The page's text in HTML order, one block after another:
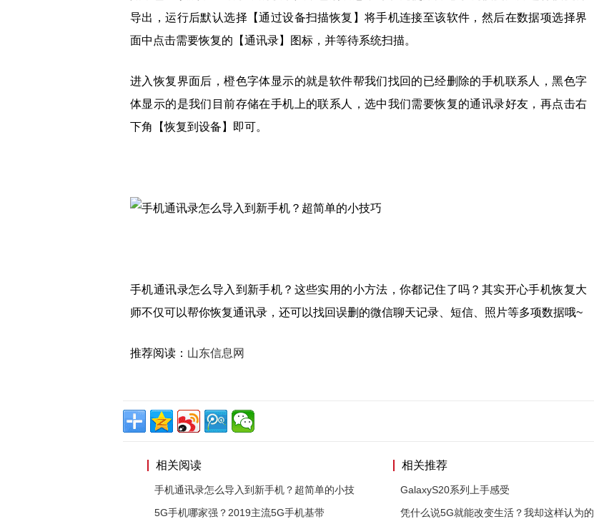
导出，运行后默认选择【通过设备扫描恢复】将手机连接至该软件，然后在数据项选择界
面中点击需要恢复的【通讯录】图标，并等待系统扫描。
进入恢复界面后，橙色字体显示的就是软件帮我们找回的已经删除的手机联系人，黑色字
体显示的是我们目前存储在手机上的联系人，选中我们需要恢复的通讯录好友，再点击右
下角【恢复到设备】即可。
手机通讯录怎么导入到新手机？这些实用的小方法，你都记住了吗？其实开心手机恢复大
师不仅可以帮你恢复通讯录，还可以找回误删的微信聊天记录、短信、照片等多项数据哦~
推荐阅读： 山东信息网
相关阅读
手机通讯录怎么导入到新手机？超简单的小技
5G手机哪家强？2019主流5G手机基带
相关推荐
GalaxyS20系列上手感受
凭什么说5G就能改变生活？我却这样认为的